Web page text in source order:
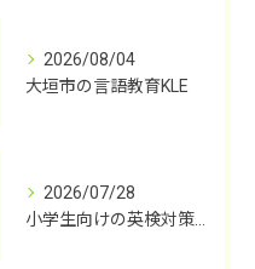
2026/08/04
大垣市の言語教育KLE
2026/07/28